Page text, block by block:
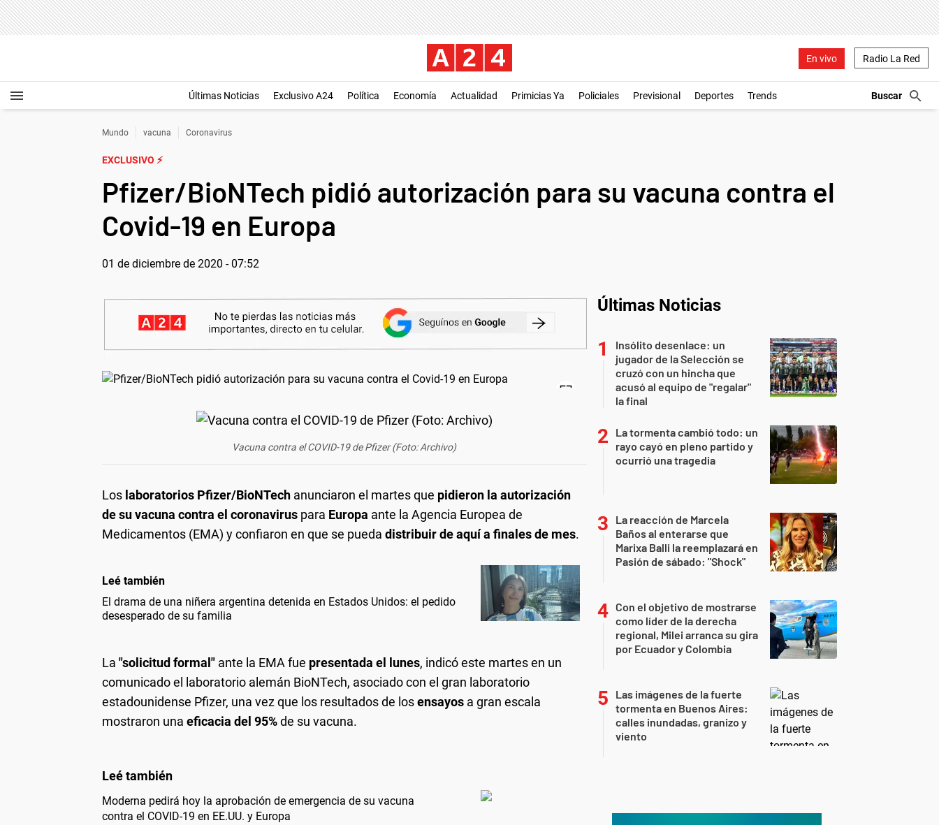
En vivo Radio La Red
Últimas Noticias Exclusivo A24 Política Economía Actualidad Primicias Ya Policiales Previsional Deportes Trends
Mundo vacuna Coronavirus
EXCLUSIVO ⚡
Pfizer/BioNTech pidió autorización para su vacuna contra el
Covid-19 en Europa
01 de diciembre de 2020 - 07:52
Vacuna contra el COVID-19 de Pfizer (Foto: Archivo)
Los laboratorios Pfizer/BioNTech anunciaron el martes que pidieron la autorización
de su vacuna contra el coronavirus para Europa ante la Agencia Europea de
Medicamentos (EMA) y confiaron en que se pueda distribuir de aquí a finales de mes.
Leé también
El drama de una niñera argentina detenida en Estados Unidos: el pedido
desesperado de su familia
La "solicitud formal" ante la EMA fue presentada el lunes, indicó este martes en un
comunicado el laboratorio alemán BioNTech, asociado con el gran laboratorio
estadounidense Pfizer, una vez que los resultados de losensayos a gran escala
mostraron una eficacia del 95%de su vacuna.
Moderna pedirá hoy la aprobación de emergencia de su vacuna
contra el COVID-19 en EE.UU. y Europa
Últimas Noticias
Insólito desenlace: un
jugador de la Selección se
cruzó con un hincha que
acusó al equipo de "regalar"
la final
La tormenta cambió todo: un
rayo cayó en pleno partido y
ocurrió una tragedia
La reacción de Marcela
Baños al enterarse que
Marixa Balli la reemplazará en
Pasión de sábado: "Shock"
Con el objetivo de mostrarse
como líder de la derecha
regional, Milei arranca su gira
por Ecuador y Colombia
Las imágenes de la fuerte
tormenta en Buenos Aires:
calles inundadas, granizo y
viento